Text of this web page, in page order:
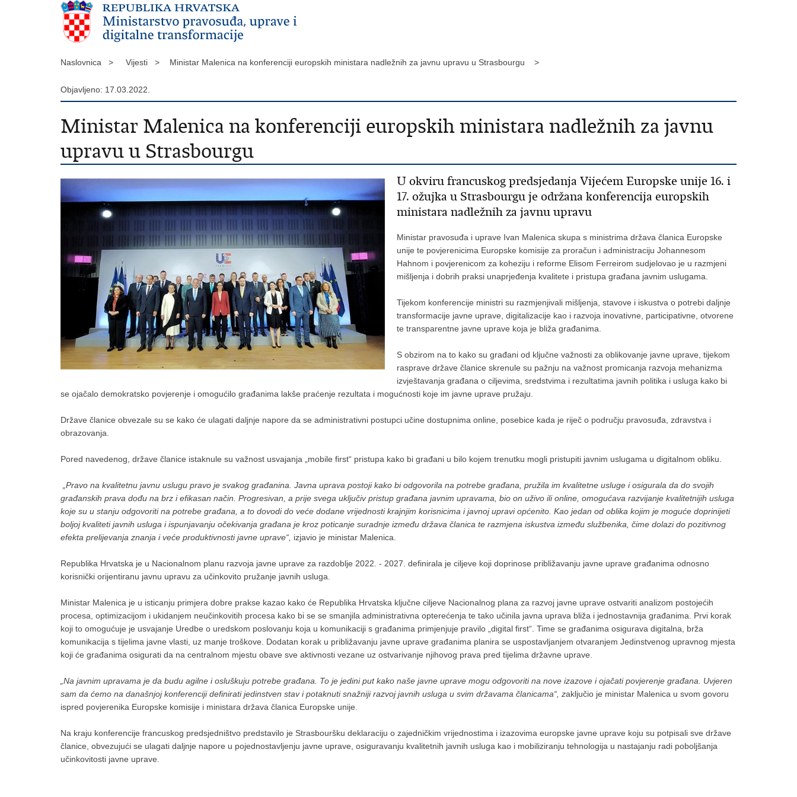
Naslovnica > Vijesti > Ministar Malenica na konferenciji europskih ministara nadležnih za javnu upravu u Strasbourgu >
Objavljeno: 17.03.2022.
Ministar Malenica na konferenciji europskih ministara nadležnih za javnu
upravu u Strasbourgu
U okviru francuskog predsjedanja Vijećem Europske unije 16. i
17. ožujka u Strasbourgu je održana konferencija europskih
ministara nadležnih za javnu upravu
Ministar pravosuđa i uprave Ivan Malenica skupa s ministrima država članica Europske
unije te povjerenicima Europske komisije za proračun i administraciju Johannesom
Hahnom i povjerenicom za koheziju i reforme Elisom Ferreirom sudjelovao je u razmjeni
mišljenja i dobrih praksi unaprjeđenja kvalitete i pristupa građana javnim uslugama.
Tijekom konferencije ministri su razmjenjivali mišljenja, stavove i iskustva o potrebi daljnje
transformacije javne uprave, digitalizacije kao i razvoja inovativne, participativne, otvorene
te transparentne javne uprave koja je bliža građanima.
S obzirom na to kako su građani od ključne važnosti za oblikovanje javne uprave, tijekom
rasprave države članice skrenule su pažnju na važnost promicanja razvoja mehanizma
izvještavanja građana o ciljevima, sredstvima i rezultatima javnih politika i usluga kako bi
se ojačalo demokratsko povjerenje i omogućilo građanima lakše praćenje rezultata i mogućnosti koje im javne uprave pružaju.
Države članice obvezale su se kako će ulagati daljnje napore da se administrativni postupci učine dostupnima online, posebice kada je riječ o području pravosuđa, zdravstva i
obrazovanja.
Pored navedenog, države članice istaknule su važnost usvajanja „mobile first“ pristupa kako bi građani u bilo kojem trenutku mogli pristupiti javnim uslugama u digitalnom obliku.
„Pravo na kvalitetnu javnu uslugu pravo je svakog građanina. Javna uprava postoji kako bi odgovorila na potrebe građana, pružila im kvalitetne usluge i osigurala da do svojih
građanskih prava dođu na brz i efikasan način. Progresivan, a prije svega uključiv pristup građana javnim upravama, bio on uživo ili online, omogućava razvijanje kvalitetnijih usluga
koje su u stanju odgovoriti na potrebe građana, a to dovodi do veće dodane vrijednosti krajnjim korisnicima i javnoj upravi općenito. Kao jedan od oblika kojim je moguće doprinijeti
boljoj kvaliteti javnih usluga i ispunjavanju očekivanja građana je kroz poticanje suradnje između država članica te razmjena iskustva između službenika, čime dolazi do pozitivnog
efekta prelijevanja znanja i veće produktivnosti javne uprave“, izjavio je ministar Malenica.
Republika Hrvatska je u Nacionalnom planu razvoja javne uprave za razdoblje 2022. - 2027. definirala je ciljeve koji doprinose približavanju javne uprave građanima odnosno
korisnički orijentiranu javnu upravu za učinkovito pružanje javnih usluga.
Ministar Malenica je u isticanju primjera dobre prakse kazao kako će Republika Hrvatska ključne ciljeve Nacionalnog plana za razvoj javne uprave ostvariti analizom postojećih
procesa, optimizacijom i ukidanjem neučinkovitih procesa kako bi se se smanjila administrativna opterećenja te tako učinila javna uprava bliža i jednostavnija građanima. Prvi korak
koji to omogućuje je usvajanje Uredbe o uredskom poslovanju koja u komunikaciji s građanima primjenjuje pravilo „digital first“. Time se građanima osigurava digitalna, brža
komunikacija s tijelima javne vlasti, uz manje troškove. Dodatan korak u približavanju javne uprave građanima planira se uspostavljanjem otvaranjem Jedinstvenog upravnog mjesta
koji će građanima osigurati da na centralnom mjestu obave sve aktivnosti vezane uz ostvarivanje njihovog prava pred tijelima državne uprave.
„Na javnim upravama je da budu agilne i osluškuju potrebe građana. To je jedini put kako naše javne uprave mogu odgovoriti na nove izazove i ojačati povjerenje građana. Uvjeren
sam da ćemo na današnjoj konferenciji definirati jedinstven stav i potaknuti snažniji razvoj javnih usluga u svim državama članicama“, zaključio je ministar Malenica u svom govoru
ispred povjerenika Europske komisije i ministara država članica Europske unije.
Na kraju konferencije francuskog predsjedništvo predstavilo je Strasbouršku deklaraciju o zajedničkim vrijednostima i izazovima europske javne uprave koju su potpisali sve države
članice, obvezujući se ulagati daljnje napore u pojednostavljenju javne uprave, osiguravanju kvalitetnih javnih usluga kao i mobiliziranju tehnologija u nastajanju radi poboljšanja
učinkovitosti javne uprave.